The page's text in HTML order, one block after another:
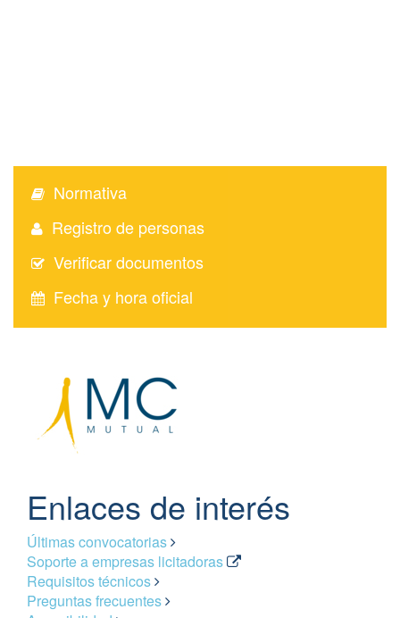
Normativa
Registro de personas
Verificar documentos
Fecha y hora oficial
Enlaces de interés
Últimas convocatorias
Soporte a empresas licitadoras
Requisitos técnicos
Preguntas frecuentes